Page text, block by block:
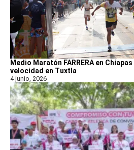
Medio Maratón FARRERA en
velocidad en Tuxtla
4 junio, 2026